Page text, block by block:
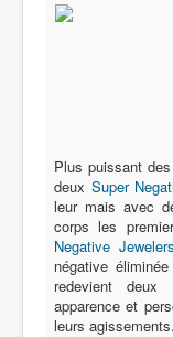
Plus puissant des
deux Super
leur mais avec
corps les
Negative Jewelers
négative
redevient deux
apparence et
leurs agissements.